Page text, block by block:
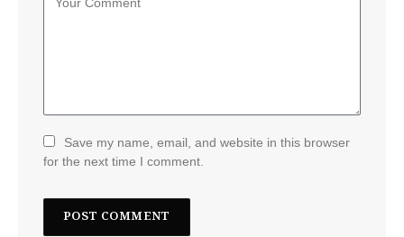
Save my name, email, and website in this browser
for the next time I comment.